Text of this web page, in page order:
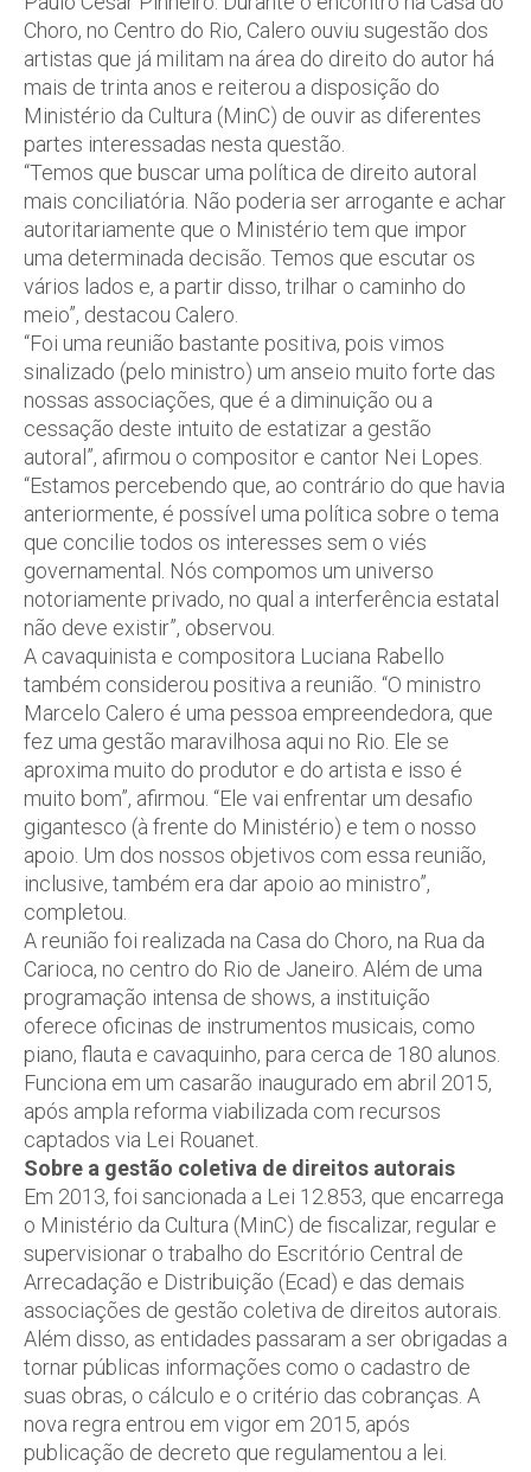
Choro, no Centro do Rio, Calero ouviu sugestão dos
artistas que já militam na área do direito do autor há
mais de trinta anos e reiterou a disposição do
Ministério da Cultura (MinC) de ouvir as diferentes
partes interessadas nesta questão.
“Temos que buscar uma política de direito autoral
mais conciliatória. Não poderia ser arrogante e achar
autoritariamente que o Ministério tem que impor
uma determinada decisão. Temos que escutar os
vários lados e, a partir disso, trilhar o caminho do
meio”, destacou Calero.
“Foi uma reunião bastante positiva, pois vimos
sinalizado (pelo ministro) um anseio muito forte das
nossas associações, que é a diminuição ou a
cessação deste intuito de estatizar a gestão
autoral”, afirmou o compositor e cantor Nei Lopes.
“Estamos percebendo que, ao contrário do que havia
anteriormente, é possível uma política sobre o tema
que concilie todos os interesses sem o viés
governamental. Nós compomos um universo
notoriamente privado, no qual a interferência estatal
não deve existir”, observou.
A cavaquinista e compositora Luciana Rabello
também considerou positiva a reunião. “O ministro
Marcelo Calero é uma pessoa empreendedora, que
fez uma gestão maravilhosa aqui no Rio. Ele se
aproxima muito do produtor e do artista e isso é
muito bom”, afirmou. “Ele vai enfrentar um desafio
gigantesco (à frente do Ministério) e tem o nosso
apoio. Um dos nossos objetivos com essa reunião,
inclusive, também era dar apoio ao ministro”,
completou.
A reunião foi realizada na Casa do Choro, na Rua da
Carioca, no centro do Rio de Janeiro. Além de uma
programação intensa de shows, a instituição
oferece oficinas de instrumentos musicais, como
piano, flauta e cavaquinho, para cerca de 180 alunos.
Funciona em um casarão inaugurado em abril 2015,
após ampla reforma viabilizada com recursos
captados via Lei Rouanet.
Sobre a gestão coletiva de direitos autorais
Em 2013, foi sancionada a Lei 12.853, que encarrega
o Ministério da Cultura (MinC) de fiscalizar, regular e
supervisionar o trabalho do Escritório Central de
Arrecadação e Distribuição (Ecad) e das demais
associações de gestão coletiva de direitos autorais.
Além disso, as entidades passaram a ser obrigadas a
tornar públicas informações como o cadastro de
suas obras, o cálculo e o critério das cobranças. A
nova regra entrou em vigor em 2015, após
publicação de decreto que regulamentou a lei.